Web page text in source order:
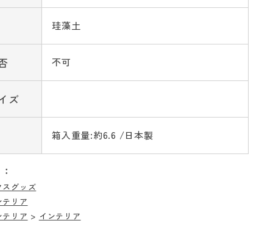
珪藻土
不可
ズ
箱入重量:約6.6 /日本製
グッズ
リア
リア > インテリア